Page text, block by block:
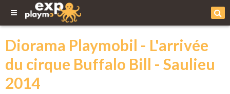
Diorama Playmobil - L'arrivée
du cirque Buffalo Bill - Saulieu
2014